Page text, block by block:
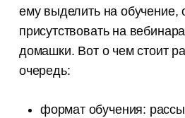
ему выделить на обучение,
присутствовать на
домашки. Вот о чем стоит
очередь:
формат обучения: